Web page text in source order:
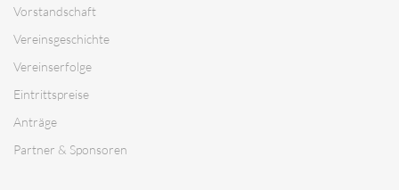
Vorstandschaft
Vereinsgeschichte
Vereinserfolge
Eintrittspreise
Anträge
Partner & Sponsoren